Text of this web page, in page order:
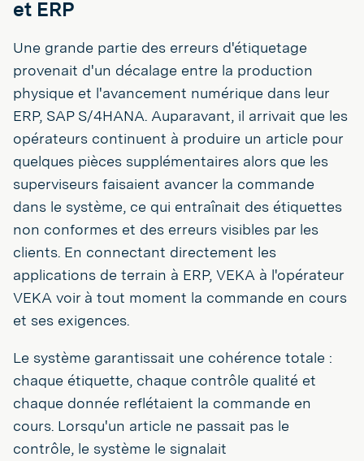
et ERP
Une grande partie des erreurs d'étiquetage
provenait d'un décalage entre la production
physique et l'avancement numérique dans leur
ERP, SAP S/4HANA. Auparavant, il arrivait que les
opérateurs continuent à produire un article pour
quelques pièces supplémentaires alors que les
superviseurs faisaient avancer la commande
dans le système, ce qui entraînait des étiquettes
non conformes et des erreurs visibles par les
clients. En connectant directement les
applications de terrain à ERP, VEKA à l'opérateur
VEKA voir à tout moment la commande en cours
et ses exigences.
Le système garantissait une cohérence totale :
chaque étiquette, chaque contrôle qualité et
chaque donnée reflétaient la commande en
cours. Lorsqu'un article ne passait pas le
contrôle, le système le signalait